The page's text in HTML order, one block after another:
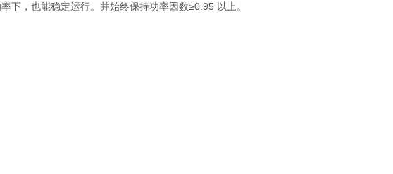
下，也能稳定运行。并始终保持功率因数≥0.95 以上。